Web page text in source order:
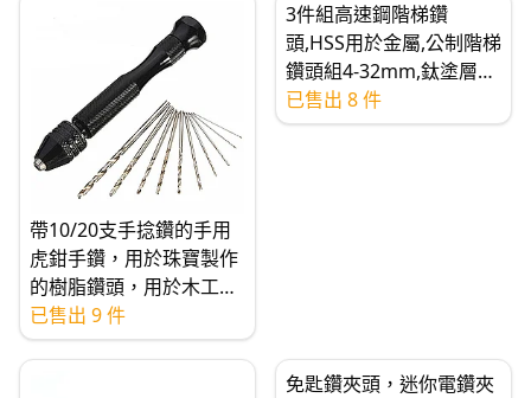
帶10/20支手捻鑽的手用
虎鉗手鑽，用於珠寶製作
的樹脂鑽頭，用於木工，
工藝品，PCB愛好的手鑽
已售出 9 件
3件組高速鋼階梯鑽
頭,HSS用於金屬,公制階梯
鑽頭組4-32mm,鈦塗層用
於金屬,木材,塑膠
已售出 8 件
免匙鑽夾頭，迷你電鑽夾